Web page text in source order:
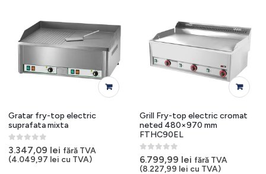
Gratar fry-top electric
suprafata mixta
0out of 5
3.347,09 lei fără TVA
(4.049,97 lei cu TVA)
Grill Fry-top electric cromat
neted 480×970 mm
FTHC90EL
0out of 5
6.799,99 lei fără TVA
(8.227,99 lei cu TVA)